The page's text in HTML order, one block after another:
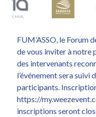
FUM’ASSO, le Forum
de vous inviter à notre
des intervenants
l’événement sera suivi
participants.
https://
inscriptions seront